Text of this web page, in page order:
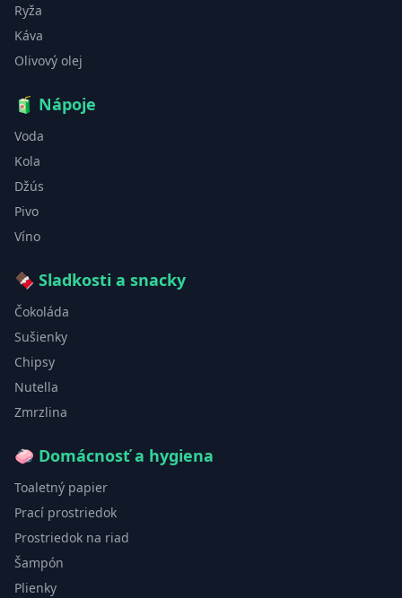
Ryža
Káva
Olivový olej
🧃 Nápoje
Voda
Kola
Džús
Pivo
Víno
🍫 Sladkosti a snacky
Čokoláda
Sušienky
Chipsy
Nutella
Zmrzlina
🧼 Domácnosť a hygiena
Toaletný papier
Prací prostriedok
Prostriedok na riad
Šampón
Plienky